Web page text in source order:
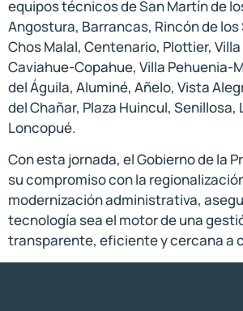
equipos técnicos de San Martín de
Angostura, Barrancas, Rincón de
Chos Malal, Centenario, Plottier, Villa
Caviahue-Copahue, Villa Pehuenia-
del Águila, Aluminé, Añelo, Vista
del Chañar, Plaza Huincul, Senillosa,
Loncopué.
Con esta jornada, el Gobierno de la
su compromiso con la
modernización administrativa,
tecnología sea el motor de una
transparente, eficiente y cercana a